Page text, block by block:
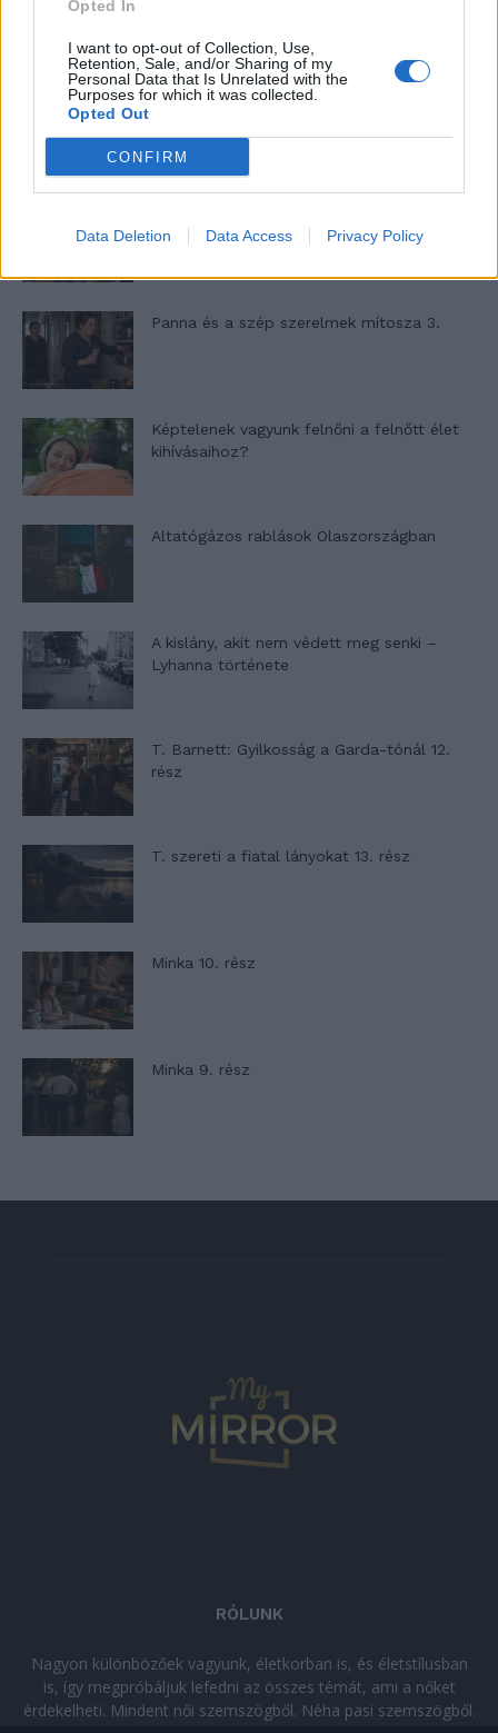
Opted In
I want to opt-out of Collection, Use,
Retention, Sale, and/or Sharing of my
Personal Data that Is Unrelated with the
Purposes for which it was collected.
Opted Out
CONFIRM
Data Deletion Data Access Privacy Policy
Panna és a szép szerelmek mítosza 3.
Képtelenek vagyunk felnőni a felnőtt élet
kihívásaihoz?
Altatógázos rablások Olaszországban
A kislány, akit nem védett meg senki –
Lyhanna története
T. Barnett: Gyilkosság a Garda-tónál 12.
rész
T. szereti a fiatal lányokat 13. rész
Minka 10. rész
Minka 9. rész
RÓLUNK
Nagyon különbözőek vagyunk, életkorban is, és életstílusban
is, így megpróbáljuk lefedni az összes témát, ami a nőket
érdekelheti. Mindent női szemszögből. Néha pasi szemszögből.